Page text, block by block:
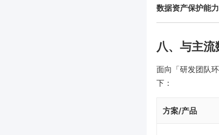
数据资产保护能
八、与主
面向「研发团队
下：
方案/产品